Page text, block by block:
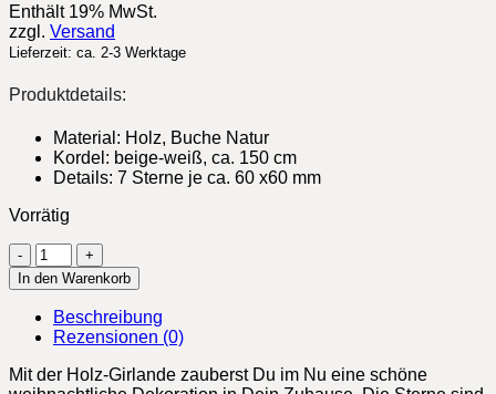
war:
18,90 €
ist:
Enthält 19% MwSt.
zzgl. Versand
Lieferzeit: ca. 2-3 Werktage
Produktdetails:
Material: Holz, Buche Natur
Kordel: beige-weiß, ca. 150 cm
Details: 7 Sterne je ca. 60 x60 mm
Vorrätig
Holz-
Girlande
„Sterne“
Menge
In den Warenkorb
Beschreibung
Rezensionen (0)
Mit der Holz-Girlande zauberst Du im Nu eine schöne